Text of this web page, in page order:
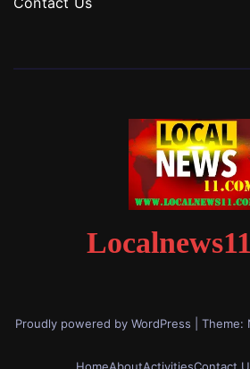
Proudly powered by WordPress Theme: